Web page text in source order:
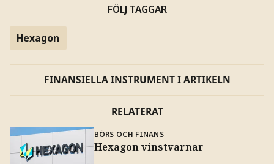
FÖLJ TAGGAR
Hexagon
FINANSIELLA INSTRUMENT I ARTIKELN
RELATERAT
BÖRS OCH FINANS
Hexagon vinstvarnar